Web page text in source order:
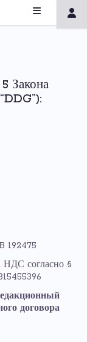
Закона
192475
НДС согласно §
договора